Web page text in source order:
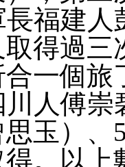
福建人
得過三
一個旅
人傅崇
思玉）
。以上